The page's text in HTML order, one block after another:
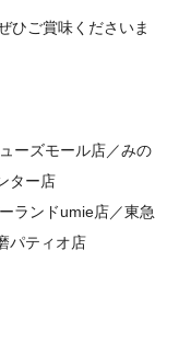
ひご賞味くださいま
ーズモール店／みの
ター店
ランドumie店／東急
パティオ店